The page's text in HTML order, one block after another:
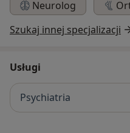
Neurolog
Szukaj innej specjalizacji
Usługi
Psychiatria